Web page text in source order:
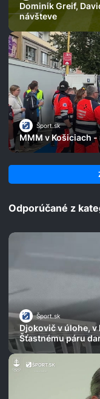
Dominik Greif,
návšteve
Šport.sk
MMM v Košiciach -
Odporúčané z
Šport.sk
Djokovič v úlohe,
Šťastnému páru